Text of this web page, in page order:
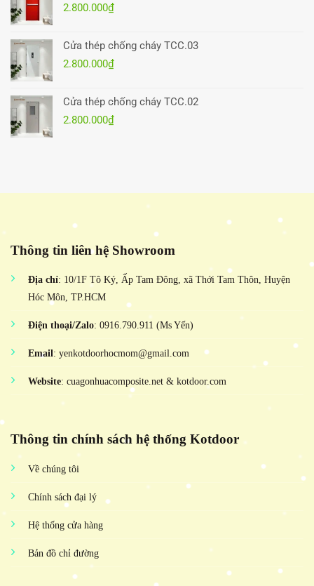
2.800.000₫
Cửa thép chống cháy TCC.03
2.800.000₫
Cửa thép chống cháy TCC.02
2.800.000₫
Thông tin liên hệ Showroom
Địa chỉ: 10/1F Tô Ký, Ấp Tam Đông, xã Thới Tam Thôn, Huyện
Hóc Môn, TP.HCM
Điện thoại/Zalo: 0916.790.911 (Ms Yến)
Email: yenkotdoorhocmom@gmail.com
Website: cuagonhuacomposite.net & kotdoor.com
Thông tin chính sách hệ thống Kotdoor
Về chúng tôi
Chính sách đại lý
Hệ thống cửa hàng
Bản đồ chỉ đường